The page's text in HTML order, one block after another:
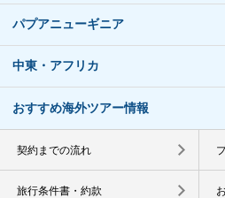
パプアニューギニア
中東・アフリカ
おすすめ海外ツアー情報
契約までの流れ
旅行条件書・約款